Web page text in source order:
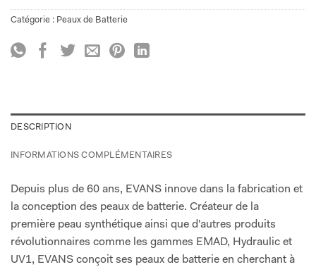
Catégorie : Peaux de Batterie
DESCRIPTION
INFORMATIONS COMPLÉMENTAIRES
Depuis plus de 60 ans, EVANS innove dans la fabrication et
la conception des peaux de batterie. Créateur de la
première peau synthétique ainsi que d'autres produits
révolutionnaires comme les gammes EMAD, Hydraulic et
UV1, EVANS conçoit ses peaux de batterie en cherchant à